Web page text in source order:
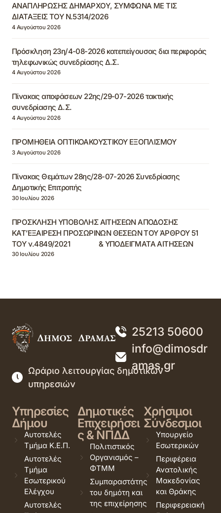
ΑΝΑΠΛΗΡΩΣΗΣ ΔΗΜΑΡΧΟΥ, ΣΥΜΦΩΝΑ ΜΕ ΤΙΣ
ΔΙΑΤΑΞΕΙΣ ΤΟΥ Ν.5314/2026
4 Αυγούστου 2026
Πρόσκληση 23η/4-08-2026 κατεπείγουσας δια περιφοράς
τηλεφωνικώς συνεδρίασης Δ.Σ.
4 Αυγούστου 2026
Πίνακας αποφάσεων 22ης/29-07-2026 τακτικής
συνεδρίασης Δ.Σ.
4 Αυγούστου 2026
ΠΡΟΜΗΘΕΙΑ ΟΠΤΙΚΟΑΚΟΥΣΤΙΚΟΥ ΕΞΟΠΛΙΣΜΟΥ
3 Αυγούστου 2026
Πίνακας Θεμάτων 28ης/28-07-2026 Συνεδρίασης
Δημοτικής Επιτροπής
30 Ιουλίου 2026
ΠΡΟΣΚΛΗΣΗ ΥΠΟΒΟΛΗΣ ΑΙΤΗΣΕΩΝ ΑΠΟΔΟΣΗΣ
ΚΑΤ’ΕΞΑΙΡΕΣΗ ΠΡΟΣΩΡΙΝΩΝ ΘΕΣΕΩΝ ΤΟΥ ΆΡΘΡΟΥ 51
ΤΟΥ ν.4849/2021 & ΥΠΟΔΕΙΓΜΑΤΑ ΑΙΤΗΣΕΩΝ
30 Ιουλίου 2026
25213 50600
info@dimosdr
amas.gr
Ωράριο λειτουργίας δημοτικών
υπηρεσιών
Υπηρεσίες
Δήμου
Αυτοτελές
Τμήμα Κ.Ε.Π.
Αυτοτελές
Τμήμα
Εσωτερικού
Ελέγχου
Αυτοτελές
Δημοτικές
Επιχειρήσει
ς & ΝΠΔΔ
Πολιτιστικός
Οργανισμός –
ΦΤΜΜ
Συμπαραστάτης
του δημότη και
της επιχείρησης
Χρήσιμοι
Σύνδεσμοι
Υπουργείο
Εσωτερικών
Περιφέρεια
Ανατολικής
Μακεδονίας
και Θράκης
Περιφερειακή